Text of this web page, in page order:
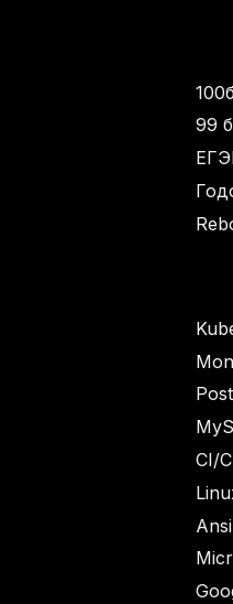
99
CI/